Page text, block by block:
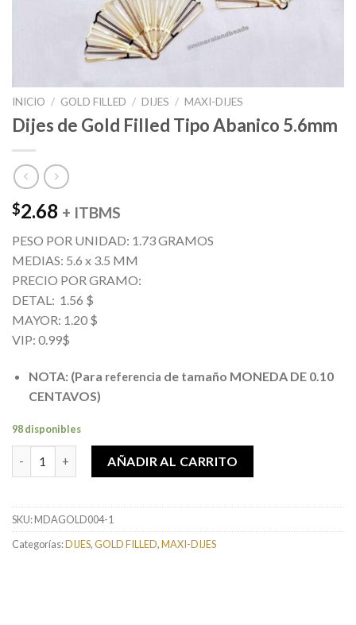
INICIO / GOLD FILLED / DIJES / MAXI-DIJES
Dijes de Gold Filled Tipo Abanico 5.6mm
$2.68 + ITBMS
PESO POR UNIDAD: 1.73 GRAMOS
MEDIAS: 5.6 x 3.5 MM
PRECIO POR GRAMO:
DETAL: 1.56 $
MAYOR: 1.20 $
VIP: 0.99$
NOTA: (Para referencia de tamaño MONEDA DE 0.10
CENTAVOS)
98 disponibles
Dijes de Gold Filled Tipo Abanico 5.6mm cantidad
AÑADIR AL CARRITO
SKU:MDAGOLD004-1
Categorías:DIJES,GOLD FILLED,MAXI-DIJES